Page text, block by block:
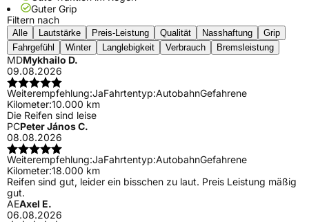
Guter Grip
Filtern nach
Alle Lautstärke Preis-Leistung Qualität Nasshaftung
Grip
Fahrgefühl
Winter Langlebigkeit Verbrauch Bremsleistung
MDMykhailo D.
09.08.2026
Weiterempfehlung:JaFahrtentyp:AutobahnGefahrene
Kilometer:10.000 km
Die Reifen sind leise
PCPeter János C.
08.08.2026
Weiterempfehlung:JaFahrtentyp:AutobahnGefahrene
Kilometer:18.000 km
Reifen sind gut, leider ein bisschen zu laut. Preis Leistung mäßig
gut.
AEAxel E.
06.08.2026